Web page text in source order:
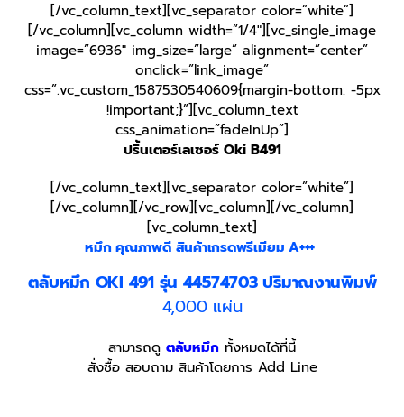
[/vc_column_text][vc_separator color=”white”]
[/vc_column][vc_column width=”1/4″][vc_single_image
image=”6936″ img_size=”large” alignment=”center”
onclick=”link_image”
css=”.vc_custom_1587530540609{margin-bottom: -5px
!important;}”][vc_column_text
css_animation=”fadeInUp”]
ปริ้นเตอร์เลเซอร์ Oki B491
[/vc_column_text][vc_separator color=”white”]
[/vc_column][/vc_row][vc_column][/vc_column]
[vc_column_text]
หมึก คุณภาพดี สินค้าเกรดพรีเมียม A+++
ตลับหมึก OKI 491 รุ่น 44574703 ปริมาณงานพิมพ์
4,000 แผ่น
สามารถดู ตลับหมึก ทั้งหมดได้ที่นี้
สั่งซื้อ สอบถาม สินค้าโดยการ Add Line